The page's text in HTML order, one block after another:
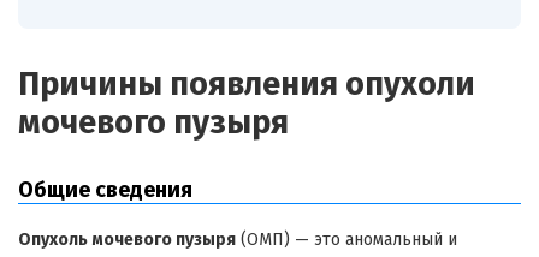
Причины появления опухоли
мочевого пузыря
Общие сведения
Опухоль мочевого пузыря (ОМП) — это аномальный и